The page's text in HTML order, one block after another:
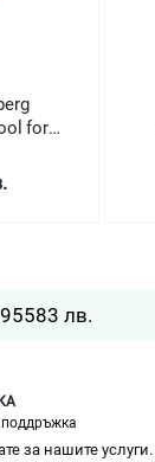
for
лв.
за нашите услуги.